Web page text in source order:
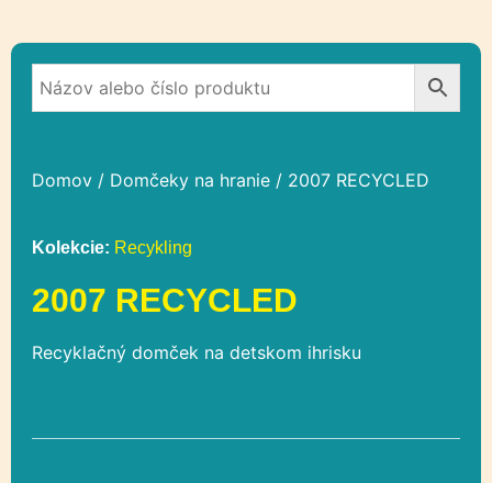
Domov / Domčeky na hranie / 2007 RECYCLED
Kolekcie: Recykling
2007 RECYCLED
Recyklačný domček na detskom ihrisku